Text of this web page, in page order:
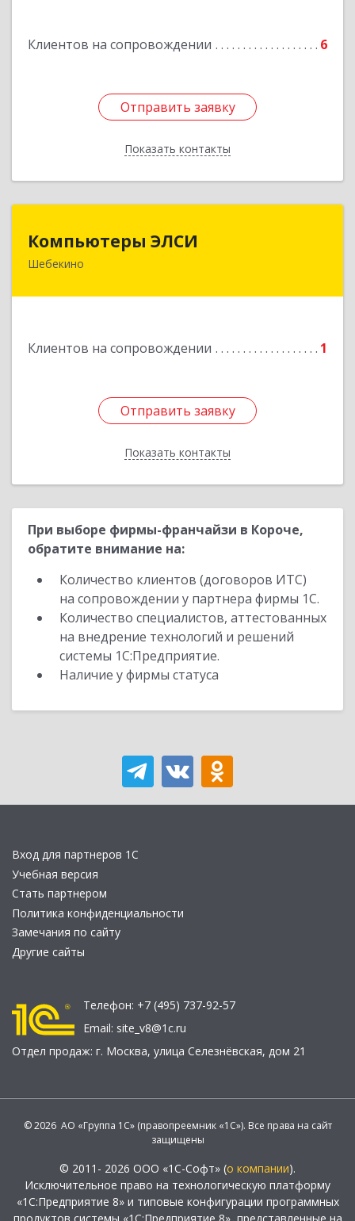
Клиентов на сопровождении 6
Отправить заявку
Показать контакты
Подробнее
Отправить заявку
Назад
Компьютеры ЭЛСИ
Шебекино
Клиентов на сопровождении 1
Отправить заявку
Показать контакты
Отправить заявку
Назад
При выборе фирмы-франчайзи в Короче,
обратите внимание на:
Количество клиентов (договоров ИТС)
на сопровождении у партнера фирмы 1С.
Количество специалистов, аттестованных
на внедрение технологий и решений
системы 1С:Предприятие.
Наличие у фирмы статуса
Вход для партнеров 1С
Учебная версия
Стать партнером
Политика конфиденциальности
Замечания по сайту
Другие сайты
Телефон: +7 (495) 737-92-57
Email: site_v8@1c.ru
Отдел продаж: г. Москва, улица Селезнёвская, дом 21
© 2026 АО «Группа 1С» (правопреемник «1С»). Все права на сайт
защищены
© 2011- 2026 ООО «1С-Софт» (о компании).
Исключительное право на технологическую платформу
«1С:Предприятие 8» и типовые конфигурации программных